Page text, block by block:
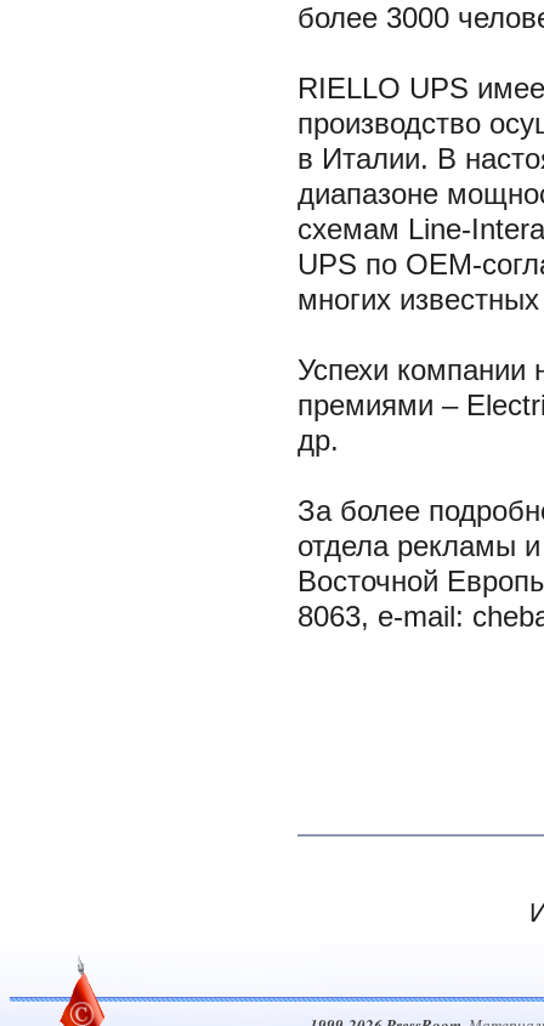
более 3000
RIELLO UPS
производство
в Италии. В
диапазоне
схемам Line-
UPS по ОЕМ-
многих
Успехи компании
премиями –
др.
За более
отдела рекламы
Восточной
8063, e-mail: